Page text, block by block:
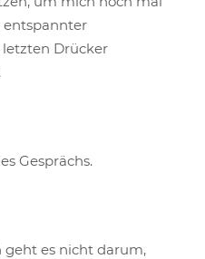
Drücker
Gesprächs.
geht es nicht darum,